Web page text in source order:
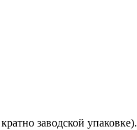
заводской упаковке).